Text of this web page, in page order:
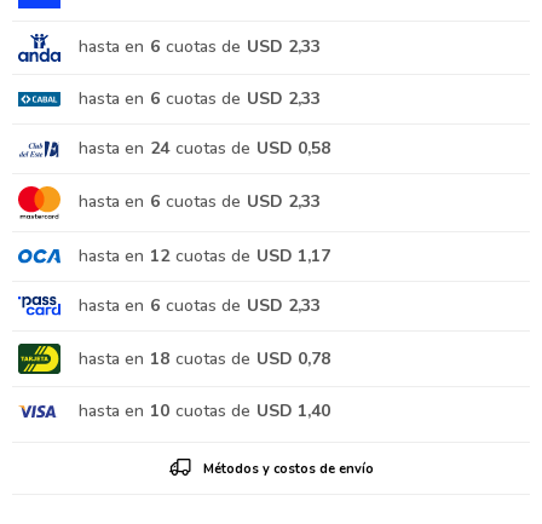
hasta en 6 cuotas de USD 2,33
hasta en 6 cuotas de USD 2,33
hasta en 24 cuotas de USD 0,58
hasta en 6 cuotas de USD 2,33
hasta en 12 cuotas de USD 1,17
hasta en 6 cuotas de USD 2,33
hasta en 18 cuotas de USD 0,78
hasta en 10 cuotas de USD 1,40
Métodos y costos de envío